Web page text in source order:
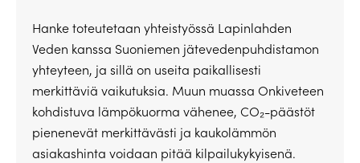
Hanke toteutetaan yhteistyössä Lapinlahden
Veden kanssa Suoniemen jätevedenpuhdistamon
yhteyteen, ja sillä on useita paikallisesti
merkittäviä vaikutuksia. Muun muassa Onkiveteen
kohdistuva lämpökuorma vähenee, CO₂-päästöt
pienenevät merkittävästi ja kaukolämmön
asiakashinta voidaan pitää kilpailukykyisenä.